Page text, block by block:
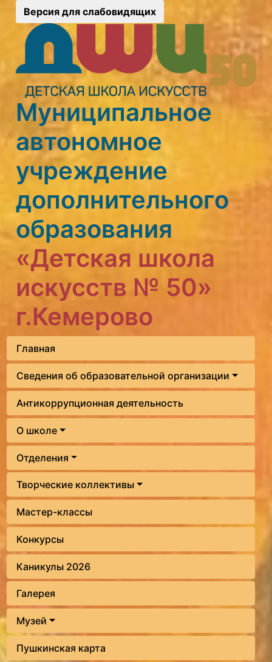
Версия для слабовидящих
Муниципальное
автономное
учреждение
дополнительного
образования
«Детская школа
искусств № 50»
г.Кемерово
Главная
Сведения об образовательной организации
Антикоррупционная деятельность
О школе
Отделения
Творческие коллективы
Мастер-классы
Конкурсы
Каникулы 2026
Галерея
Музей
Пушкинская карта